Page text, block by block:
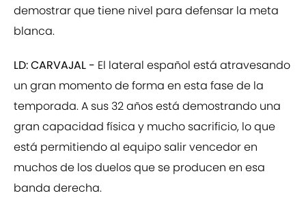
demostrar que tiene nivel para defensar la meta
blanca.
LD: CARVAJAL - El lateral español está atravesando
un gran momento de forma en esta fase de la
temporada. A sus 32 años está demostrando una
gran capacidad física y mucho sacrificio, lo que
está permitiendo al equipo salir vencedor en
muchos de los duelos que se producen en esa
banda derecha.